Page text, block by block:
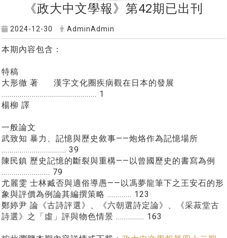
《政大中文學報》第42期已出刊
2024-12-30 AdminAdmin
本期內容包含：
特稿
大形徹 著 漢字文化圈疾病觀在日本的發展
............................................... 1
楊柳 譯
一般論文
武致知 暴力、記憶與歷史敘事——炮烙作為記憶場所
................................ 39
陳民鎮 歷史記憶的斷裂與重構——以曾國歷史的書寫為例
........................ 79
尤麗雯 士林臧否與適俗導愚——以馮夢龍筆下之王安石的形
象與評價為例論其編撰策略 ............ 123
鄭婷尹 論《古詩評選》、《六朝選詩定論》、《采菽堂古
詩選》之「虛」評與物色情景 .............. 163